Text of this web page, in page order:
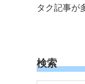
タク記事が
検索